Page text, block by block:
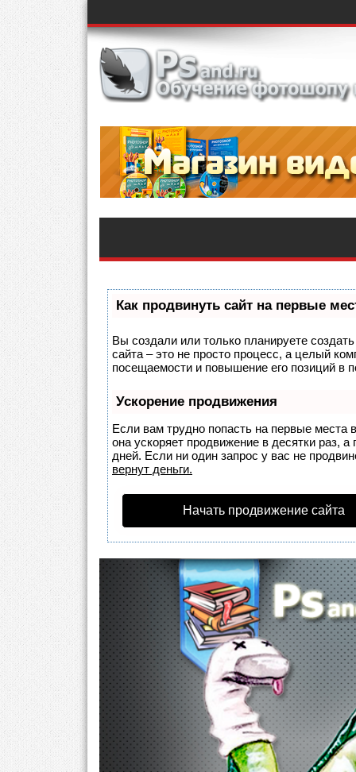
Как продвинуть сайт на первые
Вы создали или только планируете
сайта – это не просто процесс, а целый
посещаемости и повышение его позиций в
Ускорение продвижения
Если вам трудно попасть на первые места
она ускоряет продвижение в десятки раз,
дней. Если ни один запрос у вас не
вернут деньги.
Начать продвижение сайта